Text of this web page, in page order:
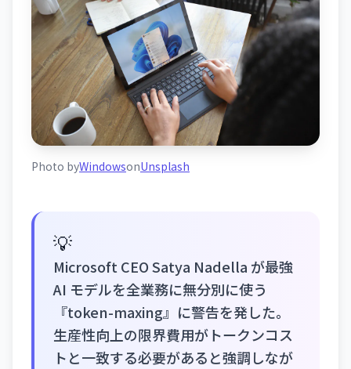
Photo byWindowsonUnsplash
💡
Microsoft CEO Satya Nadella が最強
AI モデルを全業務に無分別に使う
『token-maxing』に警告を発した。
生産性向上の限界費用がトークンコス
トと一致する必要があると強調しなが